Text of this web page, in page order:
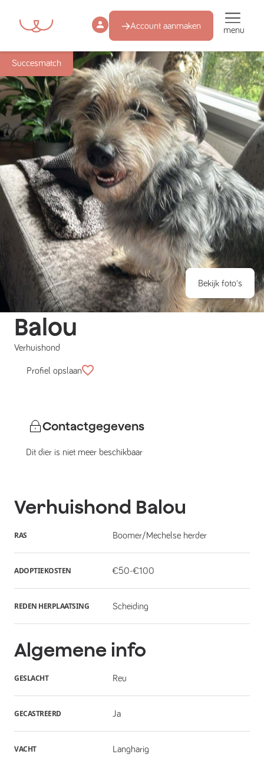
Account aanmaken menu
Succesmatch
Bekijk foto's
Balou
Verhuishond
Profiel opslaan
Contactgegevens
Dit dier is niet meer beschikbaar
Verhuishond Balou
RAS Boomer/Mechelse herder
ADOPTIEKOSTEN €50-€100
REDEN HERPLAATSING Scheiding
Algemene info
GESLACHT Reu
GECASTREERD Ja
VACHT Langharig